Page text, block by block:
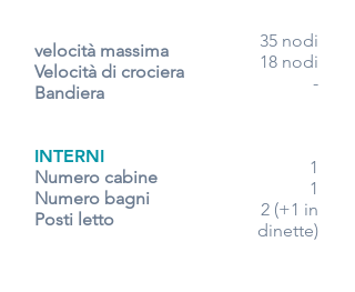
velocità massima
Velocità di crociera
Bandiera
INTERNI
Numero cabine
Numero bagni
Posti letto
35 nodi
18 nodi
-
1
1
2 (+1 in
dinette)